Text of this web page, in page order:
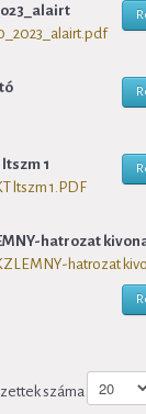
1
ltszm 1.PDF
hatrozat
hatrozat
száma